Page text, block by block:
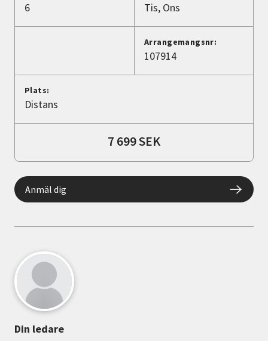
6 Tis Ons
Arrangemangsnr:
107914
Plats:
Distans
7 699 SEK
Anmäl dig
Din ledare